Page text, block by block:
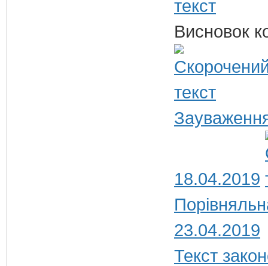
Висновок
18.04.2019
23.04.2019
Текст